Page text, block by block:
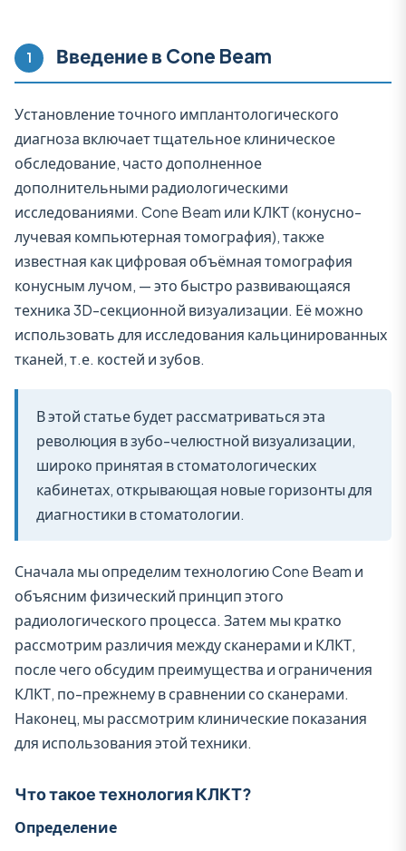
1 Введение в Cone Beam
Установление точного имплантологического
диагноза включает тщательное клиническое
обследование, часто дополненное
дополнительными радиологическими
исследованиями. Cone Beam или КЛКТ (конусно-
лучевая компьютерная томография), также
известная как цифровая объёмная томография
конусным лучом, — это быстро развивающаяся
техника 3D-секционной визуализации. Её можно
использовать для исследования кальцинированных
тканей, т.е. костей и зубов.
В этой статье будет рассматриваться эта
революция в зубо-челюстной визуализации,
широко принятая в стоматологических
кабинетах, открывающая новые горизонты для
диагностики в стоматологии.
Сначала мы определим технологию Cone Beam и
объясним физический принцип этого
радиологического процесса. Затем мы кратко
рассмотрим различия между сканерами и КЛКТ,
после чего обсудим преимущества и ограничения
КЛКТ, по-прежнему в сравнении со сканерами.
Наконец, мы рассмотрим клинические показания
для использования этой техники.
Что такое технология КЛКТ?
Определение